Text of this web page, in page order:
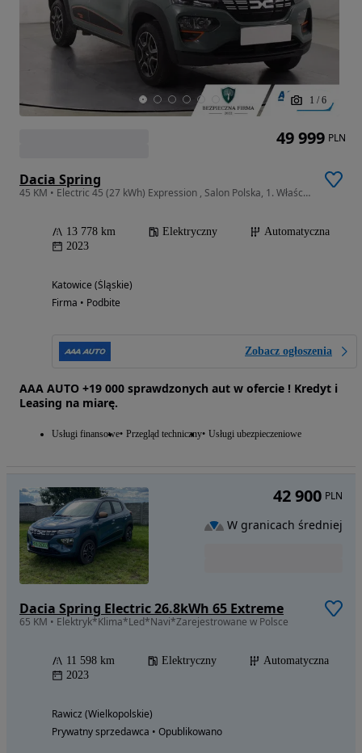
1 / 6
Dacia Spring
45 KM • Electric 45 (27 kWh) Expression , Salon Polska, 1. Właściciel,
13 778 km Elektryczny
Automatyczna
2023
Katowice (Śląskie)
Firma • Podbite
Zobacz ogłoszenia
AAA AUTO +19 000 sprawdzonych aut w ofercie ! Kredyt i
Leasing na miarę.
Usługi finansowe Przegląd techniczny Usługi ubezpieczeniowe
49 999 PLN
Dacia Spring Electric 26.8kWh 65 Extreme
65 KM • Elektryk*Klima*Led*Navi*Zarejestrowane w Polsce
11 598 km Elektryczny
Automatyczna
2023
Rawicz (Wielkopolskie)
Prywatny sprzedawca • Opublikowano
42 900 PLN
W granicach średniej